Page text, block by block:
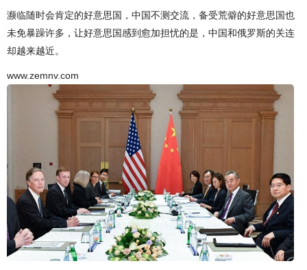
濒临随时会肯定的好意思国，中国不测交流，备受荒僻的好意思国也
未免暴躁许多，让好意思国感到愈加担忧的是，中国和俄罗斯的关连
却越来越近。
www.zemnv.com